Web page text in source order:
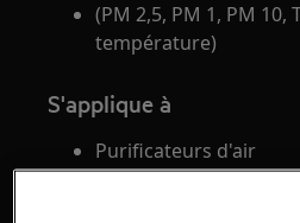
(PM 2,5, PM 1, PM 10,
température)
S'applique à
Purificateurs d'air
Série AEG AX9